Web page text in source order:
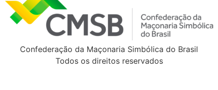
Confederação da Maçonaria Simbólica do Brasil
Todos os direitos reservados